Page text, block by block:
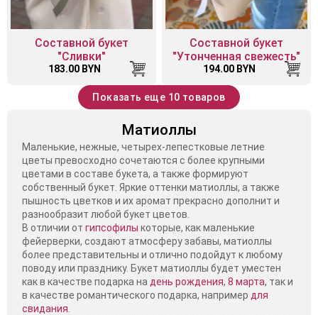
Составной букет
"Сливки"
183.00 BYN
Составной букет
"Утонченная свежесть"
194.00 BYN
Показать еще 10 товаров
Матиоллы
Маленькие, нежные, четырех-лепестковые летние
цветы превосходно сочетаются с более крупными
цветами в составе букета, а также формируют
собственный букет. Яркие оттенки матиоллы, а также
пышность цветков и их аромат прекрасно дополнит и
разнообразит любой букет цветов.
В отличии отгипсофилы которые, как маленькие
фейерверки, создают атмосферу забавы, матиоллы
более представительны и отлично подойдут к любому
поводу или празднику. Букет матиоллы будет уместен
как в качестве подарка на день рождения,8 марта, так и
в качестве романтического подарка, например для
свидания